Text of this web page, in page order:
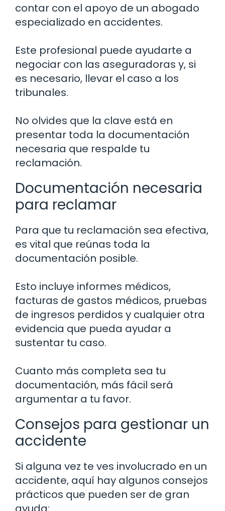
contar con el apoyo de un abogado
especializado en accidentes.
Este profesional puede ayudarte a
negociar con las aseguradoras y, si
es necesario, llevar el caso a los
tribunales.
No olvides que la clave está en
presentar toda la documentación
necesaria que respalde tu
reclamación.
Documentación necesaria
para reclamar
Para que tu reclamación sea efectiva,
es vital que reúnas toda la
documentación posible.
Esto incluye informes médicos,
facturas de gastos médicos, pruebas
de ingresos perdidos y cualquier otra
evidencia que pueda ayudar a
sustentar tu caso.
Cuanto más completa sea tu
documentación, más fácil será
argumentar a tu favor.
Consejos para gestionar un
accidente
Si alguna vez te ves involucrado en un
accidente, aquí hay algunos consejos
prácticos que pueden ser de gran